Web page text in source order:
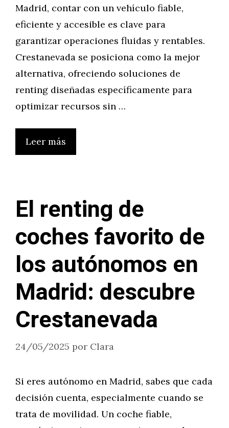
Madrid, contar con un vehículo fiable,
eficiente y accesible es clave para
garantizar operaciones fluidas y rentables.
Crestanevada se posiciona como la mejor
alternativa, ofreciendo soluciones de
renting diseñadas específicamente para
optimizar recursos sin …
Leer más
El renting de
coches favorito de
los autónomos en
Madrid: descubre
Crestanevada
24/05/2025 por Clara
Si eres autónomo en Madrid, sabes que cada
decisión cuenta, especialmente cuando se
trata de movilidad. Un coche fiable,